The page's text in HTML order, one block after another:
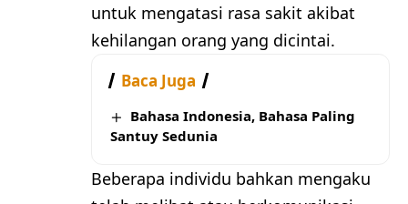
untuk mengatasi rasa sakit akibat
kehilangan orang yang dicintai.
Baca Juga
Bahasa Indonesia, Bahasa Paling
Santuy Sedunia
Beberapa individu bahkan mengaku